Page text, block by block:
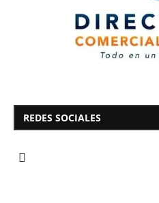
REDES SOCIALES